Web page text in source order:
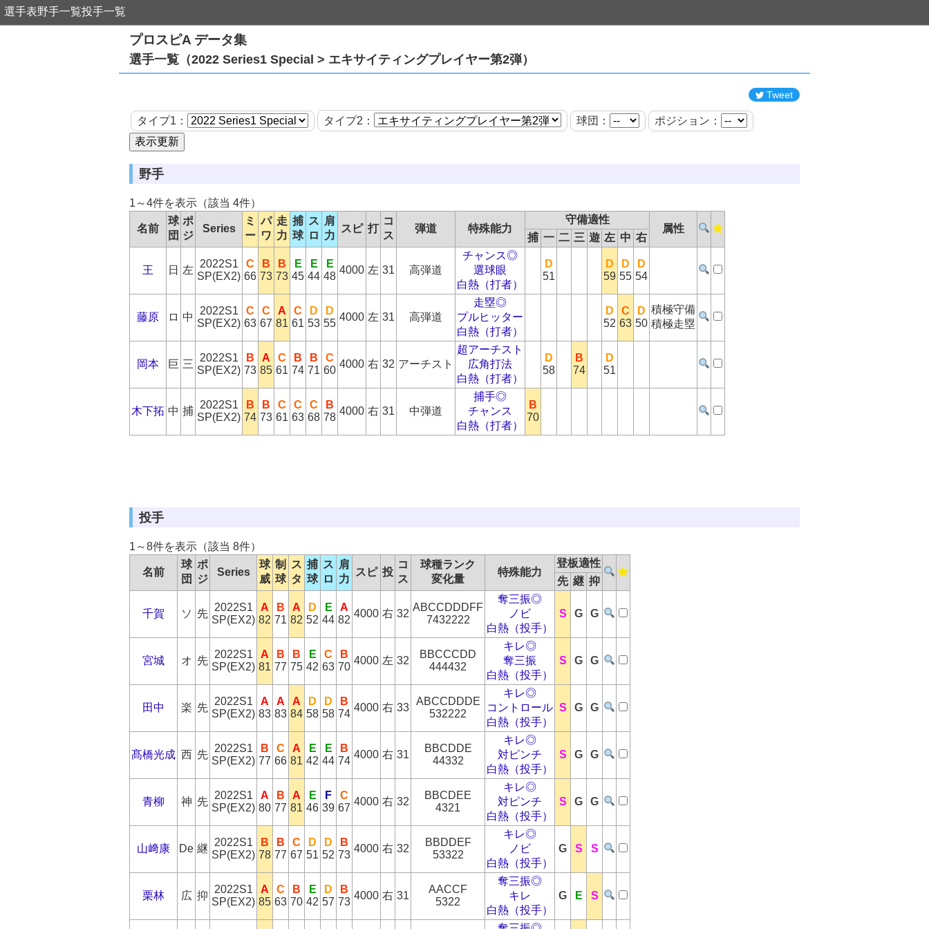
選手表野手一覧投手一覧
プロスピA データ集
選手一覧（2022 Series1 Special > エキサイティングプレイヤー第2弾）
Tweet
タイプ1： タイプ2： 球団： ポジション：
野手
1～4件を表示（該当 4件）
名前
球
団
ポ
ジ
Series
ミ
ー
パ
ワ
走
力
捕
球
ス
ロ
肩
力
スピ 打
コ
ス
弾道 特殊能力
守備適性
属性
捕 一 二 三 遊 左 中 右
王 日 左
2022S1
SP(EX2)
C
66
B
73
B
73
E
45
E
44
E
48
4000 左 31 高弾道
チャンス◎
選球眼
白熱（打者）
D
51
D
59
D
55
D
54
藤原 ロ 中
2022S1
SP(EX2)
C
63
C
67
A
81
C
61
D
53
D
55
4000 左 31 高弾道
走塁◎
プルヒッター
白熱（打者）
D
52
C
63
D
50
積極守備
積極走塁
岡本 巨 三
2022S1
SP(EX2)
B
73
A
85
C
61
B
74
B
71
C
60
4000 右 32 アーチスト
超アーチスト
広角打法
白熱（打者）
D
58
B
74
D
51
木下拓 中 捕
2022S1
SP(EX2)
B
74
B
73
C
61
C
63
C
68
B
78
4000 右 31 中弾道
捕手◎
チャンス
白熱（打者）
B
70
投手
1～8件を表示（該当 8件）
名前
球
団
ポ
ジ
Series
球
威
制
球
ス
タ
捕
球
ス
ロ
肩
力
スピ 投
コ
ス
球種ランク
変化量
特殊能力
登板適性
先 継 抑
千賀 ソ 先
2022S1
SP(EX2)
A
82
B
71
A
82
D
52
E
44
A
82
4000 右 32
ABCCDDDFF
7432222
奪三振◎
ノビ
白熱（投手）
S G G
宮城 オ 先
2022S1
SP(EX2)
A
81
B
77
B
75
E
42
C
63
B
70
4000 左 32
BBCCCDD
444432
キレ◎
奪三振
白熱（投手）
S G G
田中 楽 先
2022S1
SP(EX2)
A
83
A
83
A
84
D
58
D
58
B
74
4000 右 33
ABCCDDDE
532222
キレ◎
コントロール
白熱（投手）
S G G
髙橋光成 西 先
2022S1
SP(EX2)
B
77
C
66
A
81
E
42
E
44
B
74
4000 右 31
BBCDDE
44332
キレ◎
対ピンチ
白熱（投手）
S G G
青柳 神 先
2022S1
SP(EX2)
A
80
B
77
A
81
E
46
F
39
C
67
4000 右 32
BBCDEE
4321
キレ◎
対ピンチ
白熱（投手）
S G G
山﨑康 De 継
2022S1
SP(EX2)
B
78
B
77
C
67
D
51
D
52
B
73
4000 右 32
BBDDEF
53322
キレ◎
ノビ
白熱（投手）
G S S
栗林 広 抑
2022S1
SP(EX2)
A
85
C
63
B
70
E
42
D
57
B
73
4000 右 31
AACCF
5322
奪三振◎
キレ
白熱（投手）
G E S